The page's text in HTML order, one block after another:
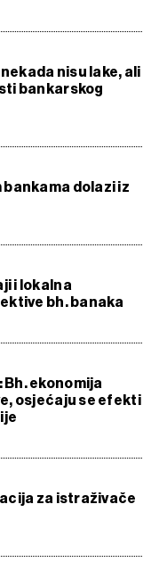
nisu lake, ali
bankarskog
dolazi iz
i lokalna
bh. banaka
Bh. ekonomija
osjećaju se efekti
za istraživače